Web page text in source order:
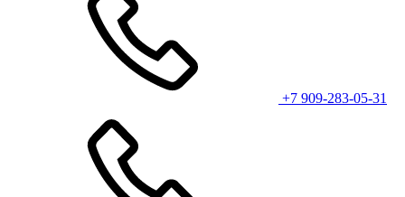
+7 909-283-05-31